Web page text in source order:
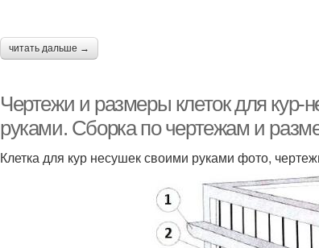
читать дальше →
Чертежи и размеры клеток для
руками. Сборка по чертежам и
Клетка для кур несушек своими руками фото,